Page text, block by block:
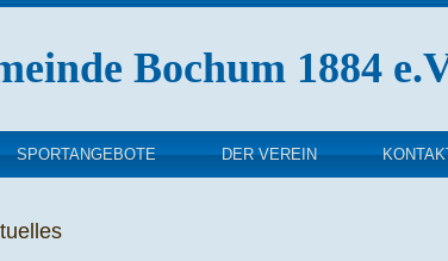
Bochum 1884
SPORTANGEBOTE DER VEREIN